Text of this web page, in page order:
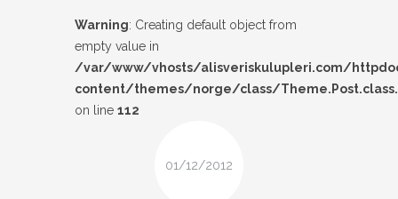
Warning: Creating default object from
empty value in
/var/www/vhosts/alisveriskulupleri.com/
content/themes/norge/class/
on line 112
01/12/2012